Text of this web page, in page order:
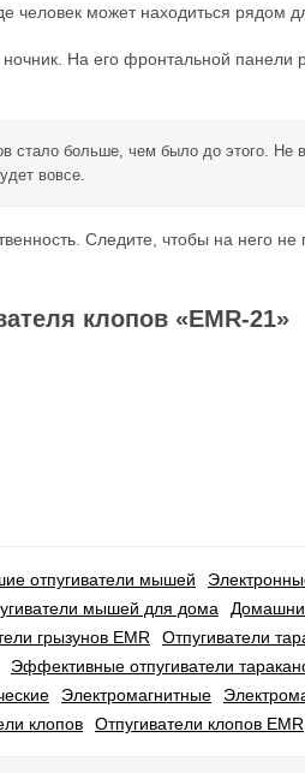
человек может находиться рядом
На его фронтальной
больше, чем было до этого. Не
вовсе.
Следите, чтобы на него
клопов «EMR-21»
отпугиватели мышей
мышей для дома
грызунов EMR Отпугиватели
Эффективные отпугиватели
Электромагнитные
клопов Отпугиватели клопов EMR